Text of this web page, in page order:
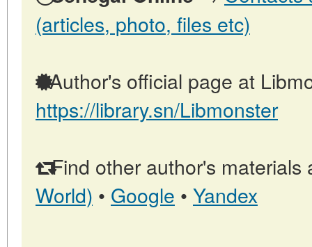
(articles, photo, files etc)
Author's official page at
https://library.sn/Libmonster
Find other author's materials
World) • Google • Yandex